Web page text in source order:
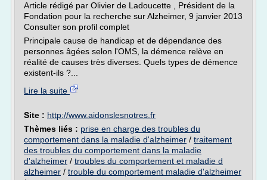
Article rédigé par Olivier de Ladoucette , Président de la
Fondation pour la recherche sur Alzheimer, 9 janvier 2013
Consulter son profil complet
Principale cause de handicap et de dépendance des
personnes âgées selon l'OMS, la démence relève en
réalité de causes très diverses. Quels types de démence
existent-ils ?...
Lire la suite
Site : http://www.aidonslesnotres.fr
Thèmes liés : prise en charge des troubles du
comportement dans la maladie d'alzheimer / traitement
des troubles du comportement dans la maladie
d'alzheimer / troubles du comportement et maladie d
alzheimer / trouble du comportement maladie d'alzheimer